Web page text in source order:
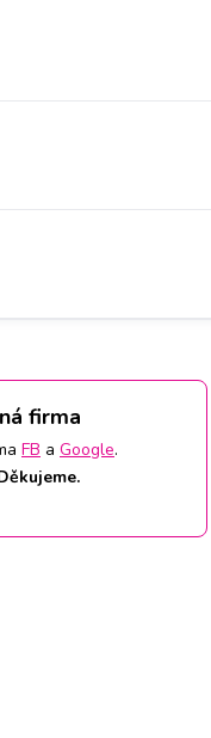
firma
FB a Google.